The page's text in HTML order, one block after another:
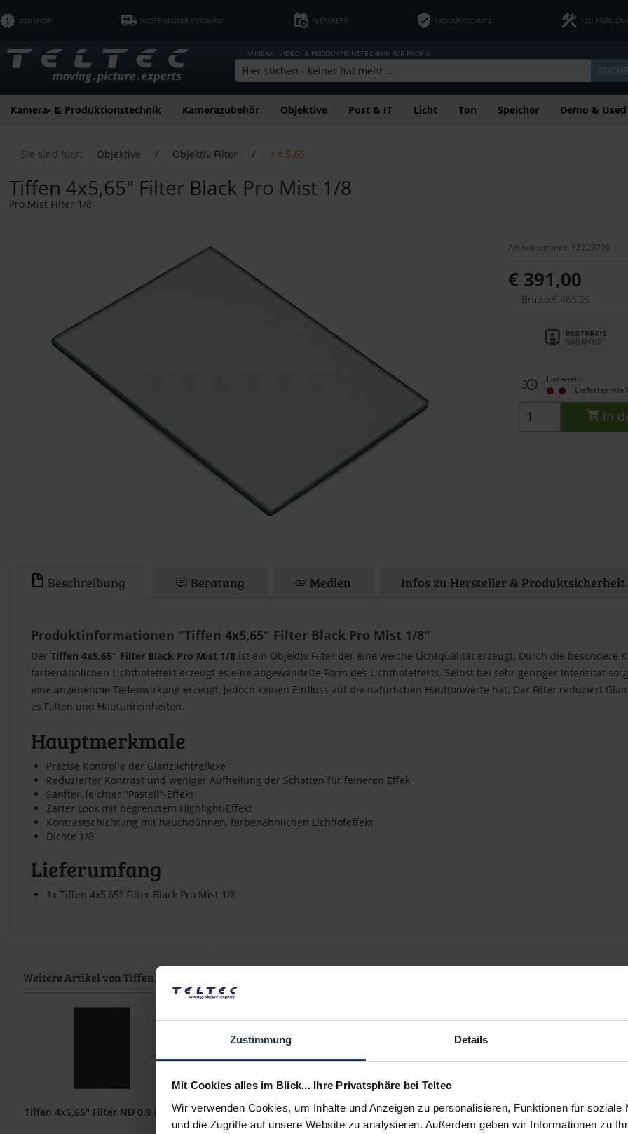
Zustimmung Details
Mit Cookies alles im Blick... Ihre Privatsphäre bei Teltec
Wir verwenden Cookies, um Inhalte und Anzeigen zu personalisieren, Funktionen für soziale
und die Zugriffe auf unsere Website zu analysieren. Außerdem geben wir Informationen zu
B2B SHOP KOSTENLOSER VERSAND* FLEXMIETE PRODUKTSCHUTZ 120 TAGE
KAMERA-, VIDEO- & PRODUKTIONSTECHNIK FÜR PROFIS
Kamera- & Produktionstechnik Kamerazubehör Objektive Post & IT Licht Ton Speicher Demo & Used
Sie sind hier: Objektive / Objektiv Filter / 4 x 5.65
Tiffen 4x5,65" Filter Black Pro Mist 1/8
Pro Mist Filter 1/8
Artikelnummer: 12229790
€ 391,00
Brutto:€ 465,29
Lieferzeit:
Liefertermin
In
Beschreibung Beratung Medien Infos zu Hersteller & Produktsicherheit
Produktinformationen "Tiffen 4x5,65" Filter Black Pro Mist 1/8"
Der Tiffen 4x5,65" Filter Black Pro Mist 1/8 ist ein Objektiv Filter der eine weiche Lichtqualität erzeugt. Durch die besondere
farbenähnlichen Lichthofeffekt erzeugt es eine abgewandelte Form des Lichthofeffekts. Selbst bei sehr geringer Intensität
eine angenehme Tiefenwirkung erzeugt, jedoch keinen Einfluss auf die natürlichen Hauttonwerte hat. Der Filter reduziert
es Falten und Hautunreinheiten.
Hauptmerkmale
Präzise Kontrolle der Glanzlichtreflexe
Reduzierter Kontrast und weniger Aufhellung der Schatten für feineren Effek
Sanfter, leichter "Pastell"-Effekt
Zarter Look mit begrenztem Highlight-Effekt
Kontrastschichtung mit hauchdünnen, farbenähnlichen Lichhofeffekt
Dichte 1/8
Lieferumfang
1x Tiffen 4x5,65" Filter Black Pro Mist 1/8
Weitere Artikel von Tiffen ansehen
Tiffen 4x5,65" Filter ND 0.9 (WW) Tiffen 4X5,65 Digital Diffusion 2
Tiffen 4x5.65" Filter Low Contrast
1/8
Tiffen